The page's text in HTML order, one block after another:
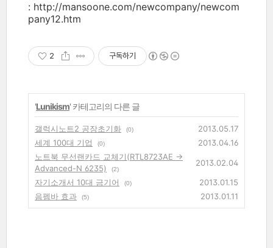
: http://mansoone.com/newcompany/newcom
pany12.htm
2 구독하기
'Lunikism' 카테고리의 다른 글
갤럭시노트2 공장초기화 (0)
2013.05.17
세계 100대 기업
(0)
2013.04.16
노트북 무선랜카드 교체기(RTL8723AE →
Advanced-N 6235)
(2)
2013.02.04
자기소개서 10대 금기어
(0)
2013.01.15
음펨바 효과
(5) 2013.01.11